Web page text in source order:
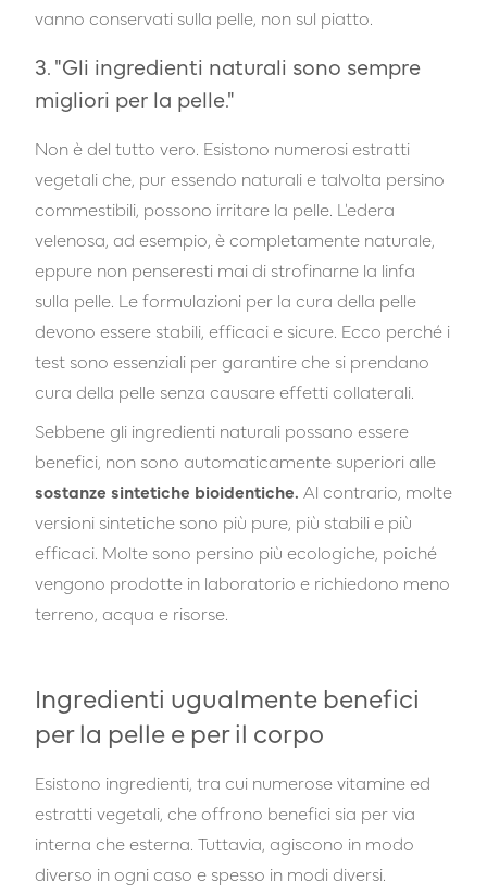
vanno conservati sulla pelle, non sul piatto.
3. "Gli ingredienti naturali sono sempre
migliori per la pelle."
Non è del tutto vero. Esistono numerosi estratti
vegetali che, pur essendo naturali e talvolta persino
commestibili, possono irritare la pelle. L'edera
velenosa, ad esempio, è completamente naturale,
eppure non penseresti mai di strofinarne la linfa
sulla pelle. Le formulazioni per la cura della pelle
devono essere stabili, efficaci e sicure. Ecco perché i
test sono essenziali per garantire che si prendano
cura della pelle senza causare effetti collaterali.
Sebbene gli ingredienti naturali possano essere
benefici, non sono automaticamente superiori alle
sostanze sintetiche bioidentiche. Al contrario, molte
versioni sintetiche sono più pure, più stabili e più
efficaci. Molte sono persino più ecologiche, poiché
vengono prodotte in laboratorio e richiedono meno
terreno, acqua e risorse.
Ingredienti ugualmente benefici
per la pelle e per il corpo
Esistono ingredienti, tra cui numerose vitamine ed
estratti vegetali, che offrono benefici sia per via
interna che esterna. Tuttavia, agiscono in modo
diverso in ogni caso e spesso in modi diversi.